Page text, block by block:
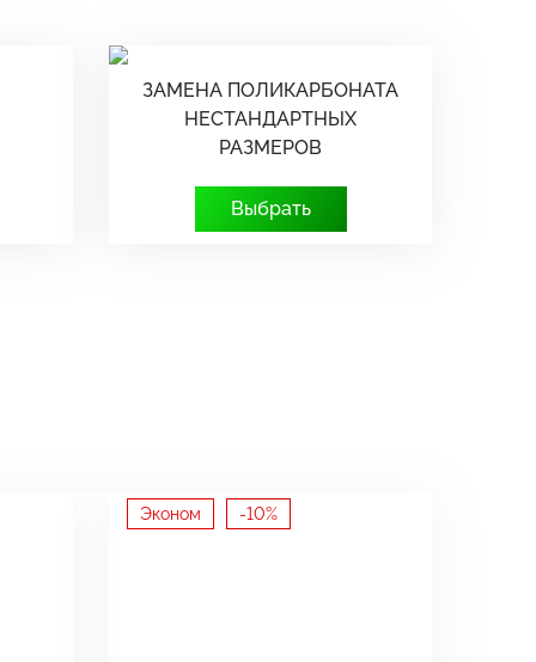
ЗАМЕНА ПОЛИКАРБОНАТА
НЕСТАНДАРТНЫХ
РАЗМЕРОВ
Выбрать
Эконом -10%